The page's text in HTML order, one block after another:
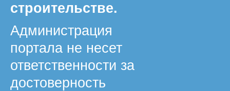
строительстве.
Администрация
портала не несет
ответственности за
достоверность